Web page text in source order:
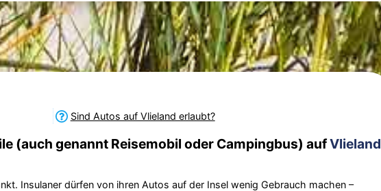
Sind Autos auf Vlieland erlaubt?
(auch genannt Reisemobil oder Campingbus) aufVlieland
Insulaner dürfen von ihren Autos auf der Insel wenig Gebrauch machen –